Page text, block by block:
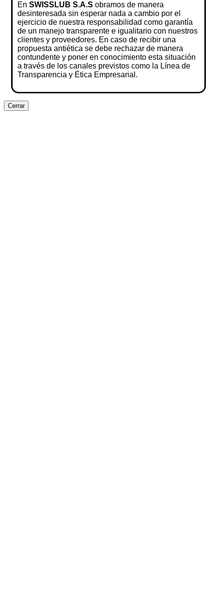
En SWISSLUB S.A.S obramos de manera
desinteresada sin esperar nada a cambio por el
ejercicio de nuestra responsabilidad como garantía
de un manejo transparente e igualitario con nuestros
clientes y proveedores. En caso de recibir una
propuesta antiética se debe rechazar de manera
contundente y poner en conocimiento esta situación
a través de los canales previstos como la Línea de
Transparencia y Ética Empresarial.
Cerrar